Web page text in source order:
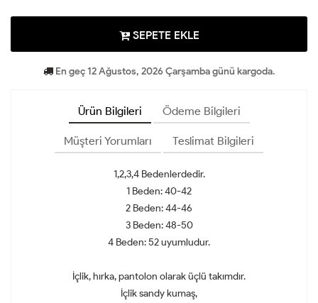
SEPETE EKLE
En geç 12 Ağustos, 2026 Çarşamba günü kargoda.
Ürün Bilgileri Ödeme Bilgileri
Müşteri Yorumları Teslimat Bilgileri
1,2,3,4 Bedenlerdedir.
1 Beden: 40-42
2 Beden: 44-46
3 Beden: 48-50
4 Beden: 52 uyumludur.
İçlik, hırka, pantolon olarak üçlü takımdır.
İçlik sandy kumaş,